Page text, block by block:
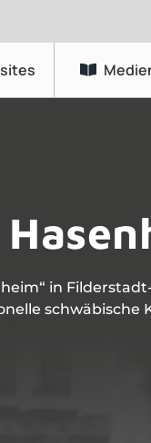
in
schwäbische